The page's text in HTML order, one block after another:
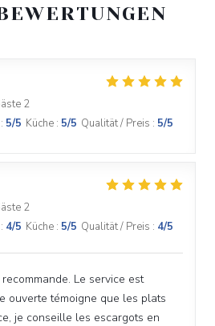
2
: 5/5 Küche : 5/5 Qualität / Preis : 5/5
2
: 4/5 Küche : 5/5 Qualität / Preis : 4/5
Le service est
ouverte témoigne que les plats
je conseille les escargots en